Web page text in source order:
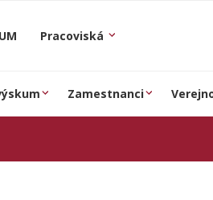
UM Pracoviská
Zamestnanci